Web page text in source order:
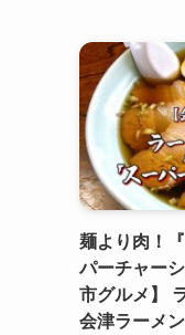
麺より肉！
パーチャー
市グルメ】
会津ラーメ